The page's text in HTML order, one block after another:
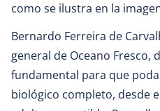
como se ilustra en la
Bernardo Ferreira de
general de Oceano Fresco,
fundamental para que
biológico completo, desde